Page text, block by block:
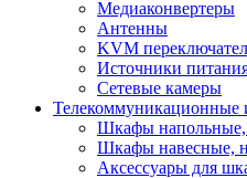
Медиаконвертеры
Антенны
KVM
Источники
Сетевые камеры
Телекоммуникационные
Шкафы напольные,
Шкафы навесные,
Аксессуары для